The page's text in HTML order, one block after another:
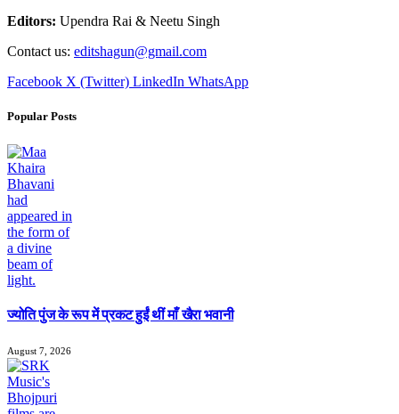
Editors: Upendra Rai & Neetu Singh
Contact us: editshagun@gmail.com
Facebook X (Twitter) LinkedIn WhatsApp
Popular Posts
ज्योति पुंज के रूप में प्रकट हुईं थीं माँ खैरा भवानी
August 7, 2026